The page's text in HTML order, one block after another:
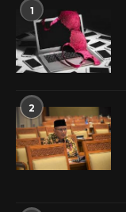
1
2